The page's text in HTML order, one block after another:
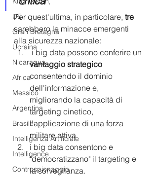
UE
Gran Bretagna
Ucraina
Nicaragua
Africa
Messico
Argentina
Brasile
Intelligenza Artificiale
Intelligence
Controspionaggio
Per quest'ultima, in particolare, tre
sarebbero le minacce emergenti
alla sicurezza nazionale:
i big data possono conferire un
vantaggio strategico
consentendo il dominio
dell'informazione e,
migliorando la capacità di
targeting cinetico,
l'applicazione di una forza
militare attiva
i big data consentono e
"democratizzano" il targeting e
la sorveglianza.